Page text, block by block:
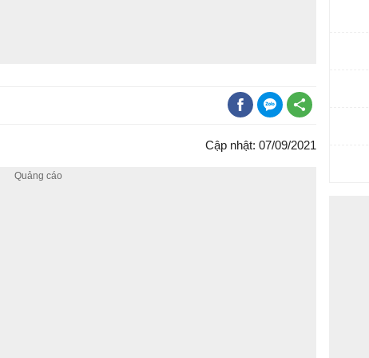
Cập nhật: 07/09/2021